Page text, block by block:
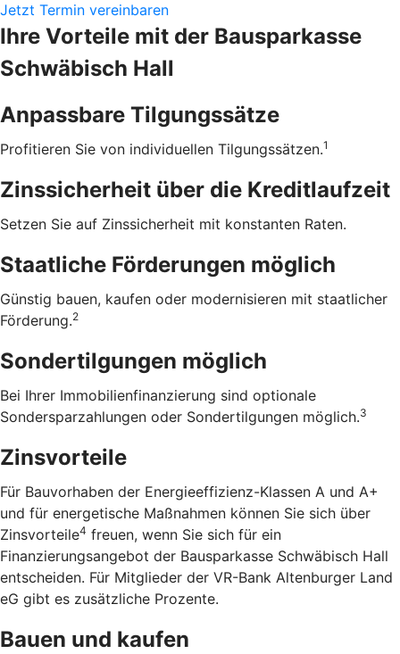
Jetzt Termin vereinbaren
Ihre Vorteile mit der Bausparkasse
Schwäbisch Hall
Anpassbare Tilgungssätze
Profitieren Sie von individuellen Tilgungssätzen.1
Zinssicherheit über die ­Kreditlaufzeit
Setzen Sie auf Zinssicherheit mit konstanten Raten.
Staatliche Förderungen möglich
Günstig bauen, kaufen oder modernisieren mit staatlicher
Förderung.2
Sondertilgungen möglich
Bei Ihrer Immobilienfinanzierung sind optionale
Sondersparzahlungen oder Sondertilgungen möglich.3
Zinsvorteile
Für Bauvorhaben der Energieeffizienz-Klassen A und A+
und für energetische Maßnahmen können Sie sich über
Zinsvorteile4 freuen, wenn Sie sich für ein
Finanzierungsangebot der Bausparkasse Schwäbisch Hall
entscheiden. Für Mitglieder der VR-Bank Altenburger Land
eG gibt es zusätzliche Prozente.
Bauen und kaufen